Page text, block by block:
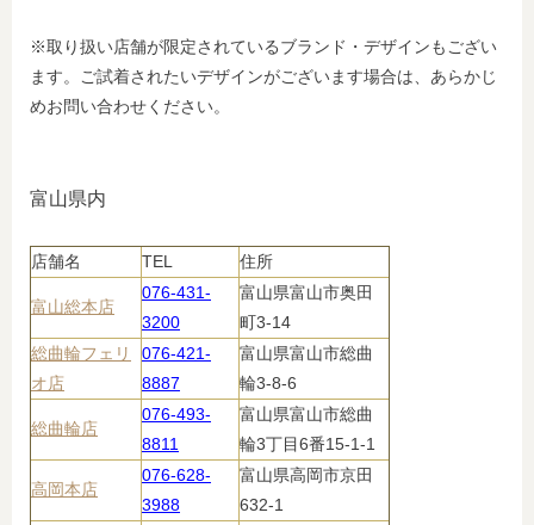
※取り扱い店舗が限定されているブランド・デザインもござい
ます。ご試着されたいデザインがございます場合は、あらかじ
めお問い合わせください。
富山県内
店舗名 TEL 住所
富山総本店
076-431-
3200
富山県富山市奥田
町3-14
総曲輪フェリ
オ店
076-421-
8887
富山県富山市総曲
輪3-8-6
総曲輪店
076-493-
8811
富山県富山市総曲
輪3丁目6番15-1-1
高岡本店
076-628-
3988
富山県高岡市京田
632-1